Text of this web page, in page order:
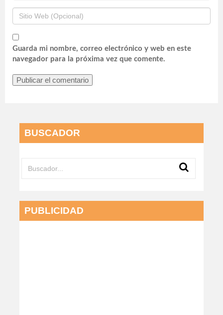
Guarda mi nombre, correo electrónico y web en este
navegador para la próxima vez que comente.
BUSCADOR
PUBLICIDAD